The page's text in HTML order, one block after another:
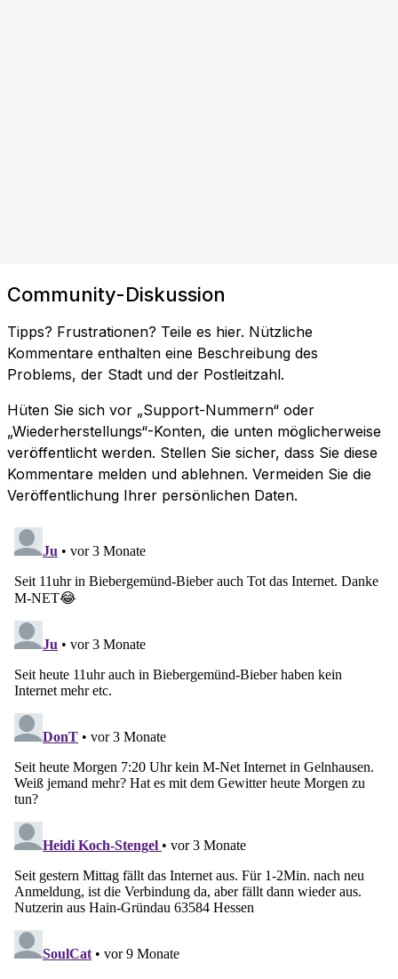
Community-Diskussion
Tipps? Frustrationen? Teile es hier. Nützliche
Kommentare enthalten eine Beschreibung des
Problems, der Stadt und der Postleitzahl.
Hüten Sie sich vor „Support-Nummern“ oder
„Wiederherstellungs“-Konten, die unten möglicherweise
veröffentlicht werden. Stellen Sie sicher, dass Sie diese
Kommentare melden und ablehnen. Vermeiden Sie die
Veröffentlichung Ihrer persönlichen Daten.